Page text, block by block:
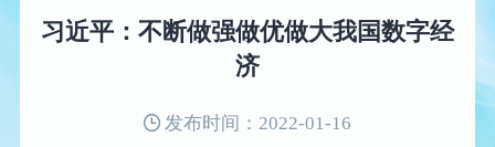
习近平：不断做强做优做大我国数字经
济
发布时间：2022-01-16